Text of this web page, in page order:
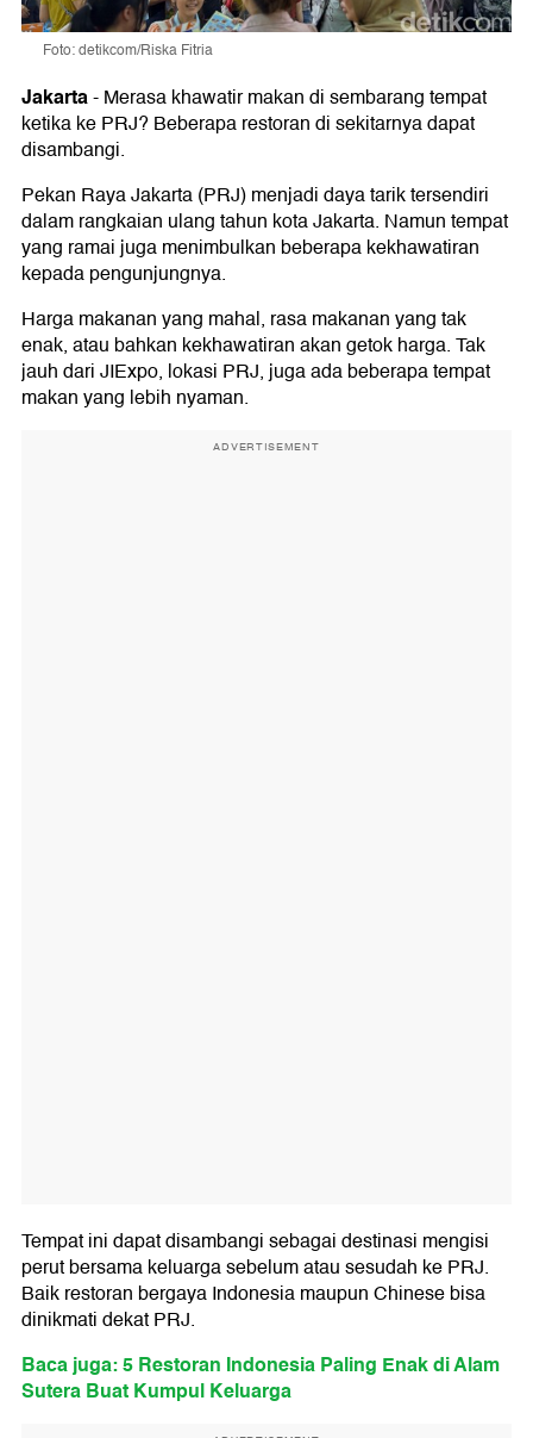
Foto: detikcom/Riska Fitria
Jakarta-Merasa khawatir makan di sembarang tempat
ketika ke PRJ? Beberapa restoran di sekitarnya dapat
disambangi.
Pekan Raya Jakarta (PRJ) menjadi daya tarik tersendiri
dalam rangkaian ulang tahun kota Jakarta. Namun tempat
yang ramai juga menimbulkan beberapa kekhawatiran
kepada pengunjungnya.
Harga makanan yang mahal, rasa makanan yang tak
enak, atau bahkan kekhawatiran akan getok harga. Tak
jauh dari JIExpo, lokasi PRJ, juga ada beberapa tempat
makan yang lebih nyaman.
ADVERTISEMENT
Tempat ini dapat disambangi sebagai destinasi mengisi
perut bersama keluarga sebelum atau sesudah ke PRJ.
Baik restoran bergaya Indonesia maupun Chinese bisa
dinikmati dekat PRJ.
Baca juga: 5 Restoran Indonesia Paling Enak di Alam
Sutera Buat Kumpul Keluarga